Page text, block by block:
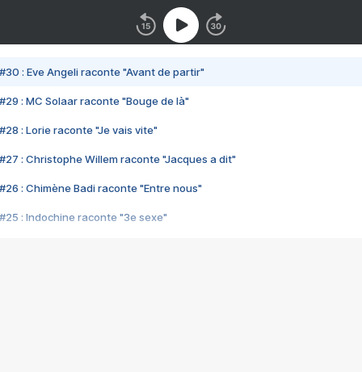
#30 : Eve Angeli raconte "Avant de partir"
#29 : MC Solaar raconte "Bouge de là"
#28 : Lorie raconte "Je vais vite"
#27 : Christophe Willem raconte "Jacques a dit"
#26 : Chimène Badi raconte "Entre nous"
#25 : Indochine raconte "3e sexe"